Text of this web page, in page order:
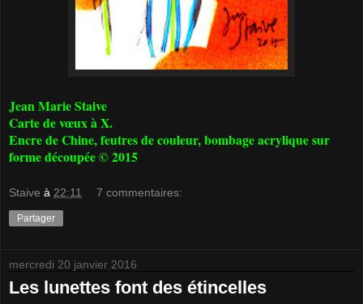
Jean Marie Staive
Carte de vœux à X.
Encre de Chine, feutres de couleur, bombage acrylique sur
forme découpée © 2015
Staive à 22:11 7 commentaires:
Partager
mercredi 20 janvier 2016
Les lunettes font des étincelles